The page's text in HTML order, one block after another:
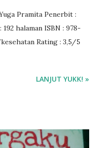
Pramita Penerbit :
halaman ISBN : 978-
Rating : 3,5/5
LANJUT YUKK! »